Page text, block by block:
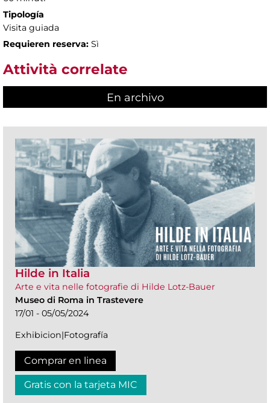
Tipología
Visita guiada
Requieren reserva: Sì
Attività correlate
En archivo
Hilde in Italia
Arte e vita nelle fotografie di Hilde Lotz-Bauer
Museo di Roma in Trastevere
17/01 - 05/05/2024
Exhibicion|Fotografía
Comprar en linea
Gratis con la tarjeta MIC